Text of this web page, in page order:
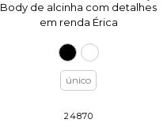
Body de alcinha com detalhes
em renda Érica
único
24870